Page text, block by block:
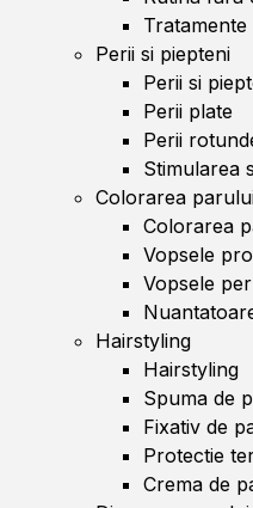
Perii si piepteni
Perii si
Perii plate
Perii
Stimularea
Colorarea
Colorarea
Vopsele
Vopsele
Hairstyling
Hairstyling
Spuma de
Fixativ de
Protectie
Crema de